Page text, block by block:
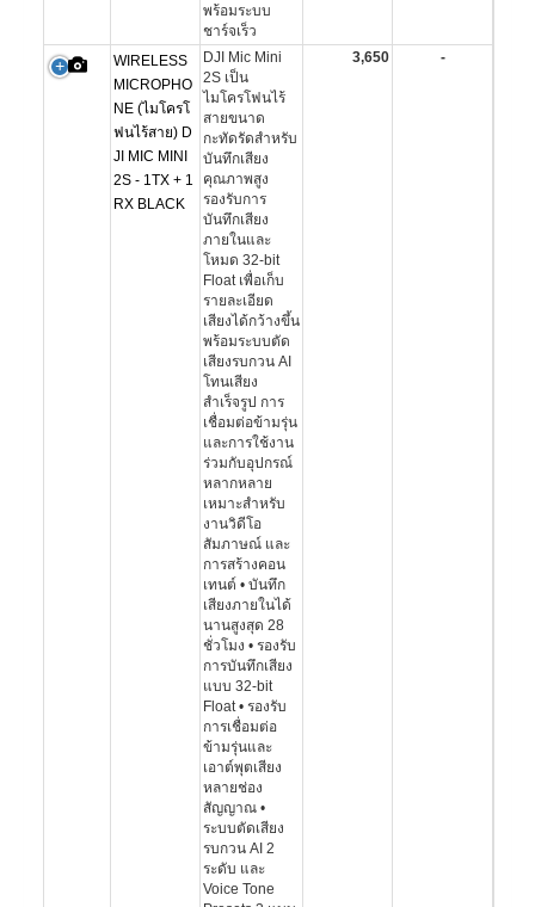
พร้อมระบบ
ชาร์จเร็ว
WIRELESS
MICROPHO
NE (ไมโครโ
ฟนไร้สาย) D
JI MIC MINI
2S - 1TX + 1
RX BLACK
DJI Mic Mini
2S เป็น
ไมโครโฟนไร้
สายขนาด
กะทัดรัดสำหรับ
บันทึกเสียง
คุณภาพสูง
รองรับการ
บันทึกเสียง
ภายในและ
โหมด 32-bit
Float เพื่อเก็บ
รายละเอียด
เสียงได้กว้างขึ้น
พร้อมระบบตัด
เสียงรบกวน AI
โทนเสียง
สำเร็จรูป การ
เชื่อมต่อข้ามรุ่น
และการใช้งาน
ร่วมกับอุปกรณ์
หลากหลาย
เหมาะสำหรับ
งานวิดีโอ
สัมภาษณ์ และ
การสร้างคอน
เทนต์ • บันทึก
เสียงภายในได้
นานสูงสุด 28
ชั่วโมง • รองรับ
การบันทึกเสียง
แบบ 32-bit
Float • รองรับ
การเชื่อมต่อ
ข้ามรุ่นและ
เอาต์พุตเสียง
หลายช่อง
สัญญาณ •
ระบบตัดเสียง
รบกวน AI 2
ระดับ และ
Voice Tone
3,650 -